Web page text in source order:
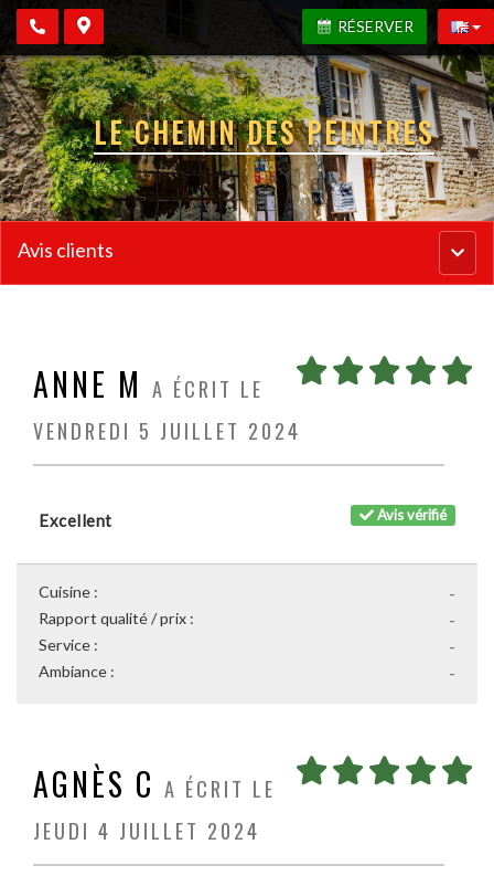
RÉSERVER
LE CHEMIN DES PEINTRES
Menu
Avis clients
ANNE M A ÉCRIT LE
VENDREDI 5 JUILLET 2024
Avis vérifié
Excellent
-
Cuisine :
-
Rapport qualité / prix :
-
Service :
-
Ambiance :
AGNÈS C A ÉCRIT LE
JEUDI 4 JUILLET 2024